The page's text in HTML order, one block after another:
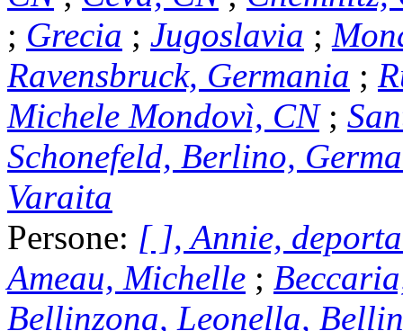
; Grecia ; Jugoslavia ;
Ravensbruck, Germania ;
Michele Mondovì, CN;
Schonefeld, Berlino,
Varaita
Persone: [ ], Annie,
Ameau, Michelle ;
Bellinzona, Leonella,